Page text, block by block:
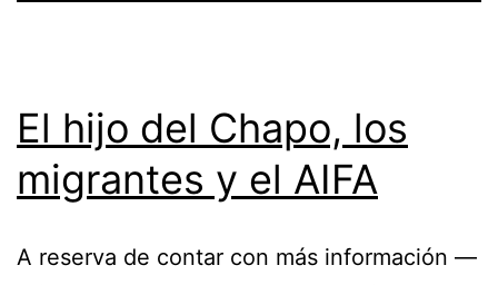
El hijo del Chapo, los
migrantes y el AIFA
A reserva de contar con más información —